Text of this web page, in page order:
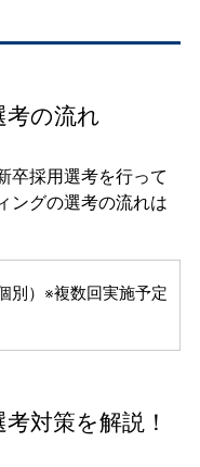
の流れ
卒採用選考を行って
ングの選考の流れは
別）※複数回実施予定
対策を解説！